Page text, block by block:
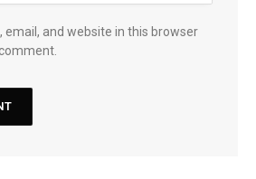
email, and website in this browser